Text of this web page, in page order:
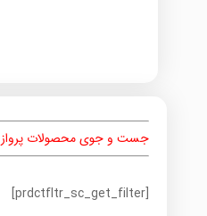
جست و جوی محصولات پرواز
[prdctfltr_sc_get_filter]